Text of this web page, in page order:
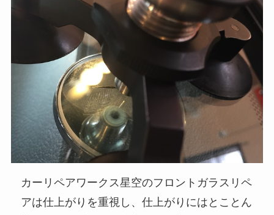
カーリペアワークス星空のフロントガラスリペ
アは仕上がりを重視し、仕上がりにはとことん